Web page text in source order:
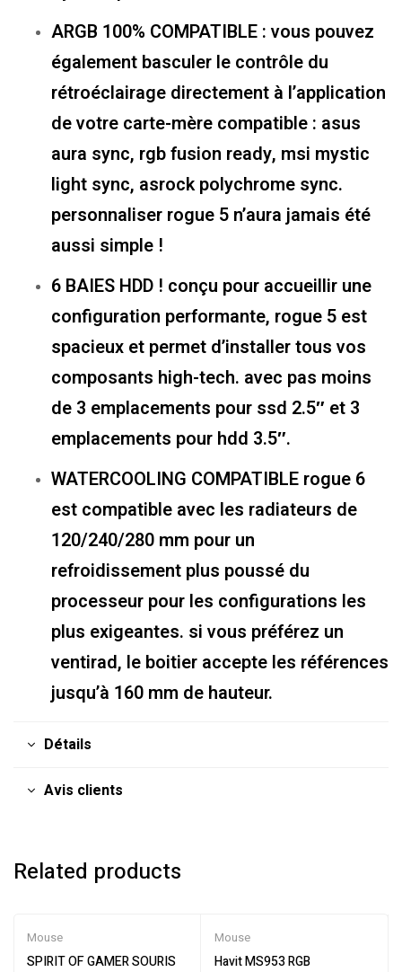
ARGB 100% COMPATIBLE : vous pouvez
également basculer le contrôle du
rétroéclairage directement à l’application
de votre carte-mère compatible : asus
aura sync, rgb fusion ready, msi mystic
light sync, asrock polychrome sync.
personnaliser rogue 5 n’aura jamais été
aussi simple !
6 BAIES HDD ! conçu pour accueillir une
configuration performante, rogue 5 est
spacieux et permet d’installer tous vos
composants high-tech. avec pas moins
de 3 emplacements pour ssd 2.5″ et 3
emplacements pour hdd 3.5″.
WATERCOOLING COMPATIBLE rogue 6
est compatible avec les radiateurs de
120/240/280 mm pour un
refroidissement plus poussé du
processeur pour les configurations les
plus exigeantes. si vous préférez un
ventirad, le boitier accepte les références
jusqu’à 160 mm de hauteur.
Détails
Avis clients
Related products
Mouse
SPIRIT OF GAMER SOURIS
Mouse
Havit MS953 RGB